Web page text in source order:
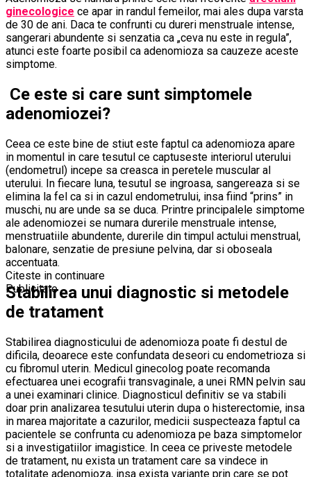
ginecologice ce apar in randul femeilor, mai ales dupa varsta
de 30 de ani. Daca te confrunti cu dureri menstruale intense,
sangerari abundente si senzatia ca „ceva nu este in regula”,
atunci este foarte posibil ca adenomioza sa cauzeze aceste
simptome.
Ce este si care sunt simptomele
adenomiozei?
Ceea ce este bine de stiut este faptul ca adenomioza apare
in momentul in care tesutul ce captuseste interiorul uterului
(endometrul) incepe sa creasca in peretele muscular al
uterului. In fiecare luna, tesutul se ingroasa, sangereaza si se
elimina la fel ca si in cazul endometrului, insa fiind “prins” in
muschi, nu are unde sa se duca. Printre principalele simptome
ale adenomiozei se numara durerile menstruale intense,
menstruatiile abundente, durerile din timpul actului menstrual,
balonare, senzatie de presiune pelvina, dar si oboseala
accentuata.
Stabilirea unui diagnostic si metodele
de tratament
Stabilirea diagnosticului de adenomioza poate fi destul de
dificila, deoarece este confundata deseori cu endometrioza si
cu fibromul uterin. Medicul ginecolog poate recomanda
efectuarea unei ecografii transvaginale, a unei RMN pelvin sau
a unei examinari clinice. Diagnosticul definitiv se va stabili
doar prin analizarea tesutului uterin dupa o histerectomie, insa
in marea majoritate a cazurilor, medicii suspecteaza faptul ca
pacientele se confrunta cu adenomioza pe baza simptomelor
si a investigatiilor imagistice. In ceea ce priveste metodele
de tratament, nu exista un tratament care sa vindece in
totalitate adenomioza, insa exista variante prin care se pot
Citeste in continuare
Publicitate